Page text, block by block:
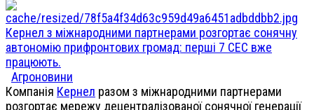
Кернел з міжнародними партнерами розгортає сонячну
автономію прифронтових громад: перші 7 СЕС вже
працюють.
Агроновини
Компанія Кернел разом з міжнародними партнерами
розгортає мережу децентралізованої сонячної генерації